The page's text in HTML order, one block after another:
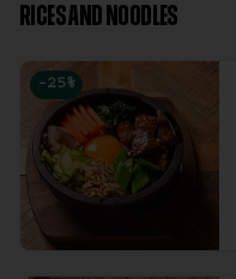
RICES AND NOODLES
-25 %